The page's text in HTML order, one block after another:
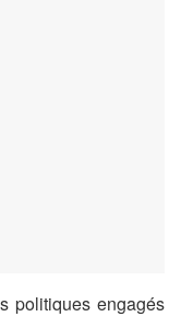
politiques engagés